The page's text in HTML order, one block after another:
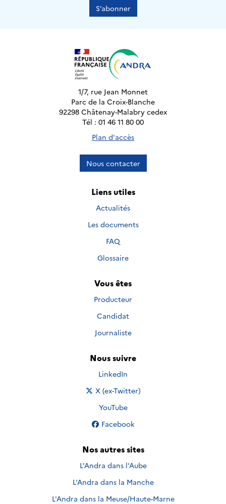
S’abonner
1/7, rue Jean Monnet
Parc de la Croix-Blanche
92298 Châtenay-Malabry cedex
Tél : 01 46 11 80 00
Plan d'accès
Nous contacter
Liens utiles
Actualités
Les documents
FAQ
Glossaire
Vous êtes
Producteur
Candidat
Journaliste
Nous suivre
Nous suivre sur
LinkedIn
Nous suivre sur
X (ex-Twitter)
Nous suivre sur
YouTube
Nous suivre sur
Facebook
Nos autres sites
L'Andra dans l'Aube
L'Andra dans la Manche
L'Andra dans la Meuse/Haute-Marne